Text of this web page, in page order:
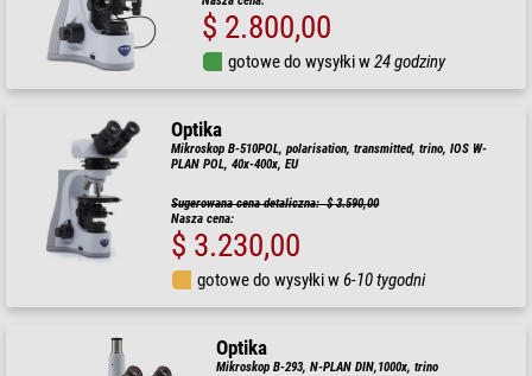
$ 2.800,00
gotowe do wysyłki w24 godziny
Optika
Mikroskop B-510POL, polarisation, transmitted, trino, IOS W-
PLAN POL, 40x-400x, EU
Sugerowana cena detaliczna: $ 3.590,00
Nasza cena:
$ 3.230,00
gotowe do wysyłki w6-10 tygodni
Optika
Mikroskop B-293, N-PLAN DIN,1000x, trino